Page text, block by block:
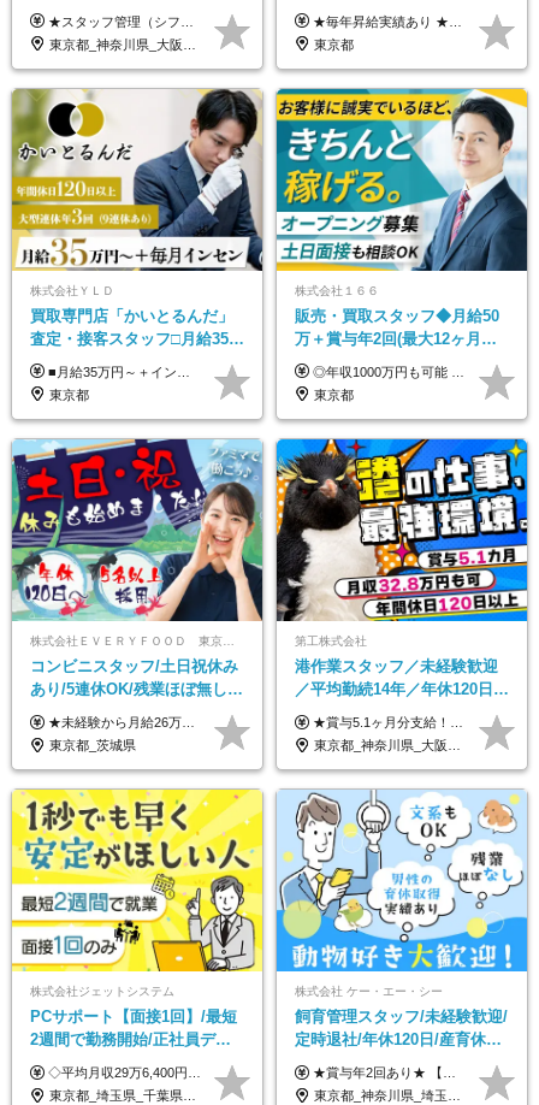
選考なし◆ブランクOK◆月25
万～ ◆40～50代活躍
★スタッフ管理（シフト調整など）の経験があれば【月給28万円以上】 ★賞与支給実績：基本給の2ヶ月分～3ヶ月分 ＝＝ライフスタイルに合わせて働き方を選べます＝＝ ■正社員 ＜未経験者＞月給25万円～35万円＋賞与年2回 ＜経験者＞月給28万円～35万円＋賞与年2回 ※経験やスキルに応じて決定します ※残業代全額支給 ※試用期間（3ヶ月間）中の雇用形態や待遇に差異はありません ※正社員の場合、転勤の可能性あり ■契約社員 月給22万円～＋残業代全額支給 ※契約社員の場合、賞与の支給および転勤の可能性はありません ※勤務時間や勤務日数の希望があればご相談に応じます ※試用期間なし ※契約の更新 有(勤務状況により判断する) 更新上限 有(通算契約期間の上限 1年/更新回数の上限 なし)
東京都_神奈川県_大阪府_愛知県_北海道_京都府_福岡県_沖縄県
#59歳まで正社員登用可＆登用
実績多数！
★毎年昇給実績あり ★入社3年で430万円も可(正社員登用された場合) ■入社時月収例：25万2840円(1万2040円×21日)＋賞与支給実績有（年2回・2025年度） 日給1万2040円 ※別途「超過勤務手当、祝繁手当、特殊手当」の支給有 ※試用期間中（2ヶ月）の待遇・雇用形態に差異はございません
東京都
株式会社ＹＬＤ
買取専⾨店「かいとるんだ」
査定・接客スタッフ□⽉給35万
円以上＋毎⽉インセン□年休
120日以上□土日休み
■月給35万円～＋インセンティブ＋各種手当 ※固定残業代（月45時間分87,600円～）を含む。超過した場合は別途残業代を支給いたします ※経験・年齢などを考慮の上、決定します ※試用期間3ヶ月あり（待遇に変動なし）
東京都
株式会社１６６
販売・買取スタッフ◆月給50
万＋賞与年2回(最大12ヶ月分
支給)◆前職給与保証◆年収
1000万可◆オープニング
◎年収1000万円も可能 ◎複雑な条件やノルマは一切なし！ 頑張った分だけシンプルに還元される給与体系です。 経験者の方には「前職給与保証」をお約束します！ ■月給50万円～80万円（役職手当を含む） ★平均月収：60～70万円程度 ★「〇件以上で支給」といった複雑な条件やノルマの縛りは一切ありません。 お客様に寄り添い、利益が出た分はしっかりとあなたの給与へ還元します！ ※経験・能力を考慮のうえ決定します。 ※試用期間3ヶ月あり。その間の待遇・給与に差異はありません。 ※上記の金額は固定残業代（20時間/5万円～）含んだ金額です。 超過分は別途記載します。
東京都
株式会社ＥＶＥＲＹＦＯＯＤ 東京本社
コンビニスタッフ/土日祝休み
あり/5連休OK/残業ほぼ無し/
賞与年2回/トイレ掃除・夜勤
無し/面接1回
★未経験から月給26万円スタート！ ★毎年1回（12月）の昇給＋賞与（年2回）で給与にしっかり反映！ 月給26万円＋賞与年2回＋交通費全額支給 ※リーダー・店長昇格後は基本給2万円UP＋役職手当支給 ※経験・スキルを考慮の上、決定します ※上記金額には固定残業代（21時間分・3万7300円以上）を含みます。超過分は別途全額支給します ※試用期間3ヶ月間あり（期間中の給与・待遇に差異はありません）
東京都_茨城県
第工株式会社
港作業スタッフ／未経験歓迎
／平均勤続14年／年休120日以
上／食事手当・家族手当あり
／賞与5.1ヶ月分
★賞与5.1ヶ月分支給！ ★入社3年目・30代で年収730万円の先輩も活躍中！ ★入社1年目・20代で月収29万円の実績あり 月給：22.5万円～30.5万円＋各種手当＋賞与年2回＋残業代全額支給 ※経験・能力などを考慮のうえ決定します ※上記月給には食事手当(5000円／月）を含みます ※残業代は分単位で100％支給いたします ※試用期間3ヶ月。その間の給与・待遇に差異はありません 【月収例】 ◆33.5万円／31歳 入社7か月 ◆38.5万円／32歳 入社1年目 ◆48.4万円／44歳 入社12年目 ※経験・能力などを考慮のうえ決定 ※月収・給与例には休日手当も含みます 【手当詳細】 ◆交通費規定支給（上限3万5000円／月） ◆時間外手当全額支給 ◆休日出勤手当 ◆港湾住宅あり（1R・2万円台～） ◆資格取得支援制度：全額負担 ◆地域手当：関東地区1万円／月
東京都_神奈川県_大阪府_愛知県_兵庫県
株式会社ジェットシステム
PCサポート【面接1回】/最短
2週間で勤務開始/正社員デビ
ュー歓迎/未経験9割以上/社員
寮・住宅手当あり
◇平均月収29万6,400円(各種手当含む) ◇住宅手当⇒最大家賃の半額支給 ◇賞与年2回支給 ■月給22万5,000円以上＋地域手当＋時間外手当＋住宅手当＋家族手当 ※経験やスキルに応じて給与を決定します ※試用期間2ヶ月あり（期間内は時給1,060円以上となります） └地域により上がる可能性があり／例：東京都時給1,370円 └その他待遇に差異なし ＜モデル月収例＞ 1年目：296,400円 3年目：320,000円 【固定残業代について】 なし（残業代は、実際の労働時間に応じて別途全額支給）
東京都_埼玉県_千葉県_愛知県_北海道_群馬県_長野県_富山県_石川県_静岡県_香川県_高知県_熊本県_長崎県_沖縄県
株式会社 ケー・エー・シー
飼育管理スタッフ/未経験歓迎/
定時退社/年休120日/産育休実
績あり/連休取得OK/賞与年2
回/急募求人
★賞与年2回あり★ 【未経験の方】月給20万7,750円～＋賞与年2回＋残業代全額支給＋交通費支給 【生物系大卒の方】月給21万3,750円～＋賞与年2回＋残業代全額支給＋交通費支給 ★手当が充実★ ・資格手当（実験動物技術者2級：月3,000円、1級：月7,000円） ・家族手当 ・住宅費用補助（転居を伴う転勤の場合：最大5年間支給） ・残業代全額支給 ※入社5年目程度で賞与4.6ヶ月分の支給実績あり ※月給の金額は、能力やスキルを考慮して決定します ※試用期間6ヶ月あり（雇用形態・給与・待遇に差異なし）
東京都_神奈川県_埼玉県_大阪府_愛知県_茨城県_三重県_京都府_佐賀県